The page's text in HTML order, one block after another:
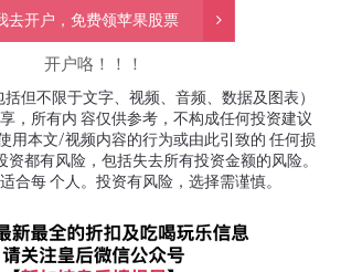
去开户，免费领苹果股票
开户咯！！！
但不限于文字、视频、音频、数据及图表）
，所有内 容仅供参考，不构成任何投资建议
用本文/视频内容的行为或由此引致的 任何损
资都有风险，包括失去所有投资金额的风险。
合每 个人。投资有风险，选择需谨慎。